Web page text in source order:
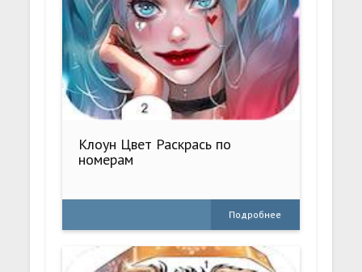
Клоун Цвет Раскрась по
номерам
Подробнее